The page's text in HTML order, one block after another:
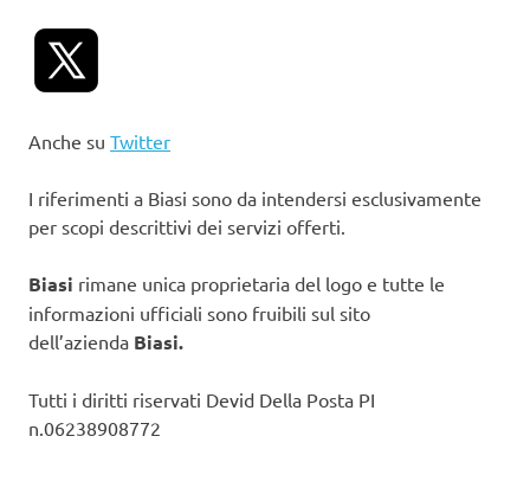
Anche su Twitter
I riferimenti a Biasi sono da intendersi esclusivamente
per scopi descrittivi dei servizi offerti.
Biasi rimane unica proprietaria del logo e tutte le
informazioni ufficiali sono fruibili sul sito
dell’azienda Biasi.
Tutti i diritti riservati Devid Della Posta PI
n.06238908772